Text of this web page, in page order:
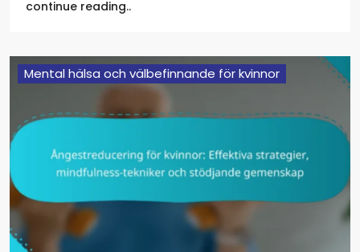
continue reading..
Mental hälsa och välbefinnande för kvinnor